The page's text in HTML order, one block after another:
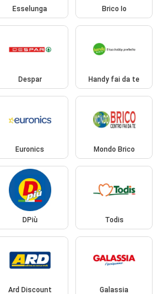
Esselunga Brico Io
Despar Handy fai da te
Euronics Mondo Brico
DPiù Todis
Ard Discount Galassia